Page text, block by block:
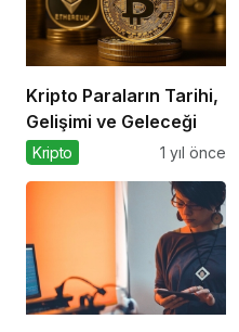
Kripto Paraların Tarihi,
Gelişimi ve Geleceği
Kripto 1 yıl önce